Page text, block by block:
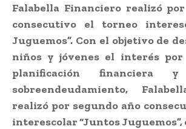
Falabella Financiero realizó
consecutivo el torneo
Juguemos”. Con el objetivo de
niños y jóvenes el interés
planificación
sobreendeudamiento,
realizó por segundo año
interescolar “Juntos Juguemos”,